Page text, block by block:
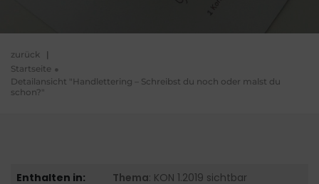
zurück |
Startseite
Detailansicht "Handlettering – Schreibst du noch oder malst du
schon?"
Enthalten in: Thema: KON 1.2019 sichtbar